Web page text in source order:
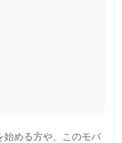
始める方や、このモバ